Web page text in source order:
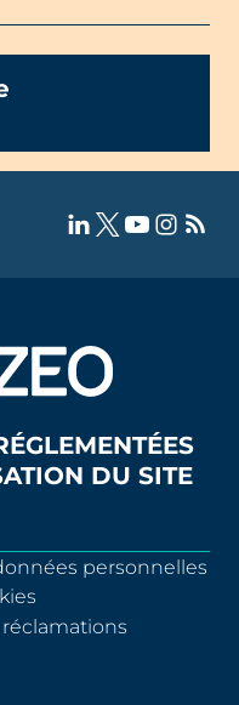
DU SITE
personnelles